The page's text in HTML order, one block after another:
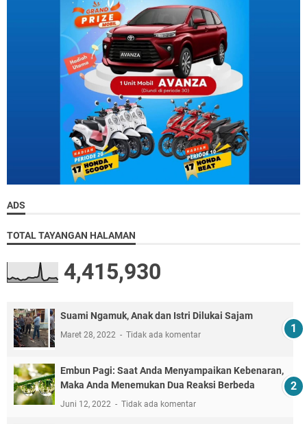
ADS
TOTAL TAYANGAN HALAMAN
4,415,930
Suami Ngamuk, Anak dan Istri Dilukai Sajam
Maret 28, 2022 Tidak ada komentar
Embun Pagi: Saat Anda Menyampaikan Kebenaran,
Maka Anda Menemukan Dua Reaksi Berbeda
Juni 12, 2022 Tidak ada komentar